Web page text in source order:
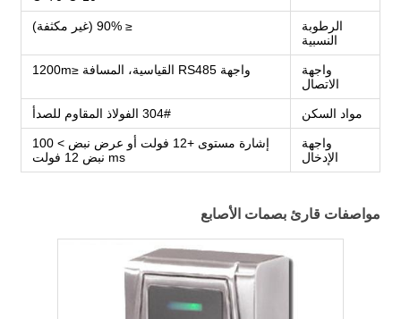
الرطوبة
النسبية
≤ 90% (غير مكثفة)
واجهة
الاتصال
واجهة RS485 القياسية، المسافة ≤1200m
مواد السكن 304# الفولاذ المقاوم للصدأ
واجهة
الإدخال
إشارة مستوى +12 فولت أو عرض نبض > 100
ms نبض 12 فولت
مواصفات قارئ بصمات الأصابع